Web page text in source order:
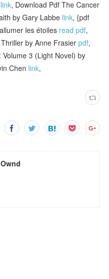
link, Download Pdf The Cancer
by Gary Labbe link, {pdf
les étoiles read pdf,
by Anne Frasierpdf,
3 (Light Novel) by
Chen link,